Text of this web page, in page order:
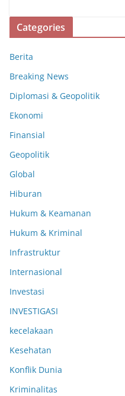
Categories
Berita
Breaking News
Diplomasi & Geopolitik
Ekonomi
Finansial
Geopolitik
Global
Hiburan
Hukum & Keamanan
Hukum & Kriminal
Infrastruktur
Internasional
Investasi
INVESTIGASI
kecelakaan
Kesehatan
Konflik Dunia
Kriminalitas